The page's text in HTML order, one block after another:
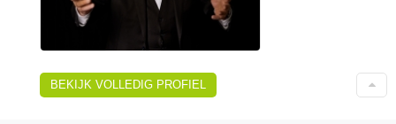
BEKIJK VOLLEDIG PROFIEL